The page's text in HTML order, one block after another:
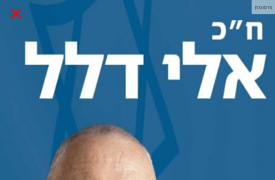
× פרסומת